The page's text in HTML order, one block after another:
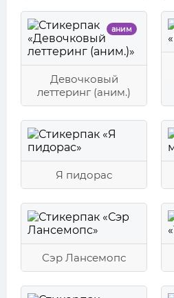
аним
Девочковый
леттеринг (аним.)
Я пидорас
Сэр Лансемопс